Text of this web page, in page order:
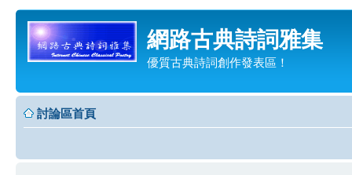
網路古典詩詞雅集
優質古典詩詞創作發表區！
討論區首頁